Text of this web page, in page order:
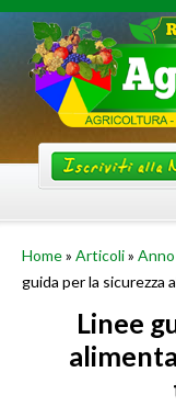
Skip
content
Home» Articoli»
guida per la
Linee